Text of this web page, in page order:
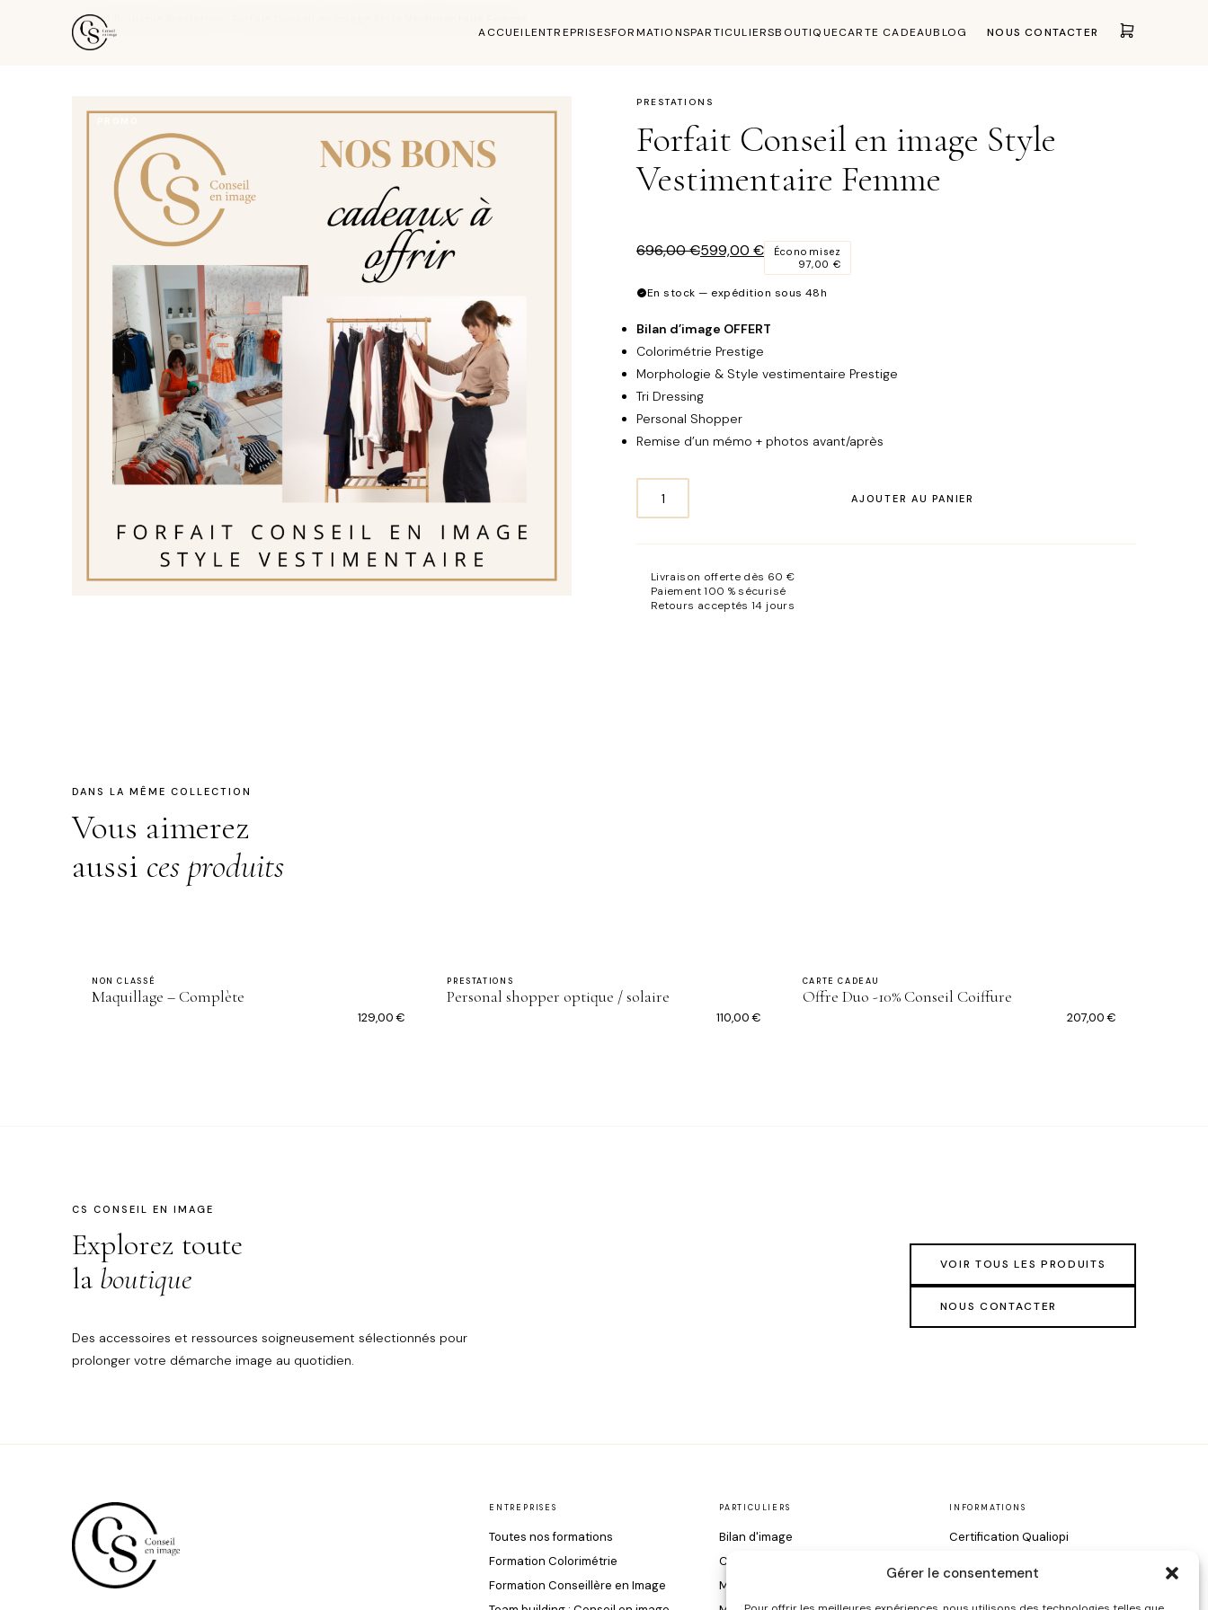
Gérer le consentement
ACCUEILENTREPRISESFORMATIONSPARTICULIERSBOUTIQUECARTE CADEAUBLOG NOUS CONTACTER
Accueil
PRESTATIONS
Forfait Conseil en image Style
Vestimentaire Femme
696,00€
Le
initial
696,00 €.
599,00 €
Le
actuel
599,00 €.
Économisez
97,00 €
En stock — expédition sous 48h
Bilan d’image OFFERT
Colorimétrie Prestige
Morphologie & Style vestimentaire Prestige
Tri Dressing
Personal Shopper
Remise d’un mémo + photos avant/après
quantité
Forfait
en
image
AJOUTER AU PANIER
Livraison offerte dès 60 €
Paiement 100 % sécurisé
Retours acceptés 14 jours
DANS LA MÊME COLLECTION
Vous aimerez
aussi ces produits
NON CLASSÉ
Maquillage – Complète
129,00€
PRESTATIONS
Personal shopper optique / solaire
110,00€
CARTE CADEAU
Offre Duo -10% Conseil Coiffure
207,00€
CS CONSEIL EN IMAGE
Explorez toute
la boutique
Des accessoires et ressources soigneusement sélectionnés pour
prolonger votre démarche image au quotidien.
VOIR TOUS LES PRODUITS
NOUS CONTACTER
ENTREPRISES
Toutes nos formations
Formation Colorimétrie
Formation Conseillère en Image
PARTICULIERS
Bilan d'image
Colorimétrie
Morphologie & Style
INFORMATIONS
Certification Qualiopi